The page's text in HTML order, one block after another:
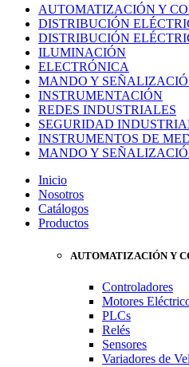
AUTOMATIZACIÓN Y
DISTRIBUCIÓN
DISTRIBUCIÓN
ILUMINACIÓN
ELECTRÓNICA
MANDO Y
INSTRUMENTACIÓN
REDES INDUSTRIALES
SEGURIDAD
INSTRUMENTOS DE
MANDO Y
Inicio
Nosotros
Catálogos
Productos
AUTOMATIZACIÓN Y
Controladores
Motores
PLCs
Relés
Sensores
Variadores de